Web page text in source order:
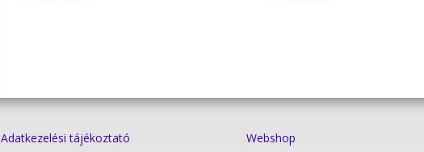
Adatkezelési tájékoztató Webshop